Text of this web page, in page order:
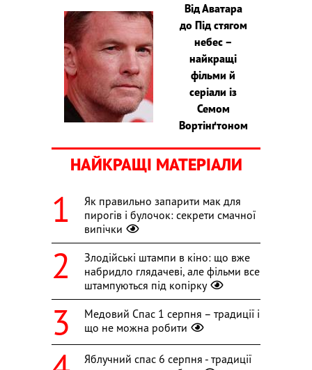
Від Аватара
до Під стягом
небес –
найкращі
фільми й
серіали із
Семом
Вортінґтоном
НАЙКРАЩІ МАТЕРІАЛИ
Як правильно запарити мак для
пирогів і булочок: секрети смачної
випічки
Злодійські штампи в кіно: що вже
набридло глядачеві, але фільми все
штампуються під копірку
Медовий Спас 1 серпня – традиції і
що не можна робити
Яблучний спас 6 серпня - традиції